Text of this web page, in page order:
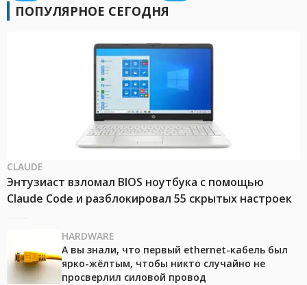
ПОПУЛЯРНОЕ СЕГОДНЯ
CLAUDE
Энтузиаст взломал BIOS ноутбука с помощью
Claude Code и разблокировал 55 скрытых настроек
HARDWARE
А вы знали, что первый ethernet-кабель был
ярко-жёлтым, чтобы никто случайно не
просверлил силовой провод